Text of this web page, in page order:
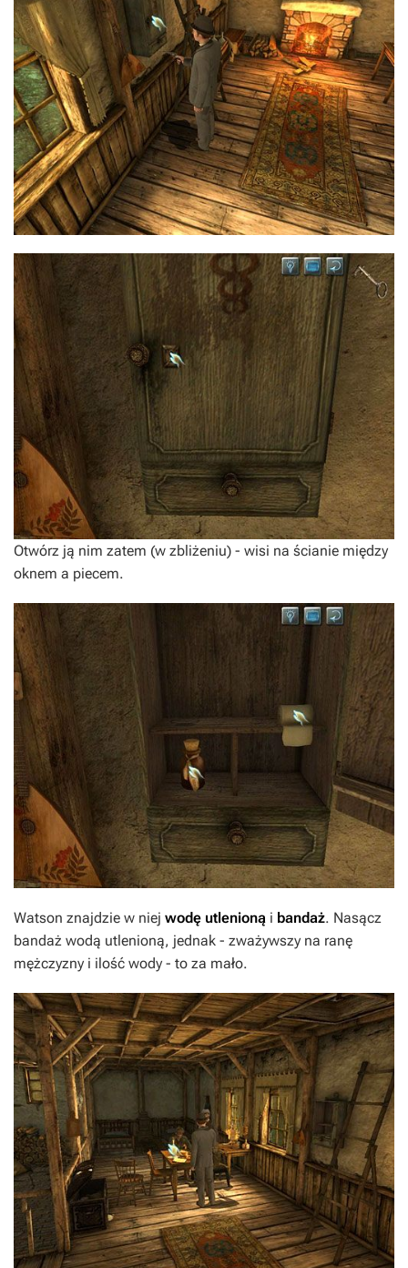
Otwórz ją nim zatem (w zbliżeniu) - wisi na ścianie między
oknem a piecem.
Watson znajdzie w niej wodę utlenioną i bandaż. Nasącz
bandaż wodą utlenioną, jednak - zważywszy na ranę
mężczyzny i ilość wody - to za mało.